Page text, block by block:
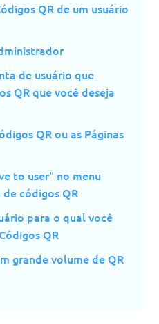
QR de um usuário
de usuário que
QR que você deseja
QR ou as Páginas
to user" no menu
códigos QR
para o qual você
QR
grande volume de QR